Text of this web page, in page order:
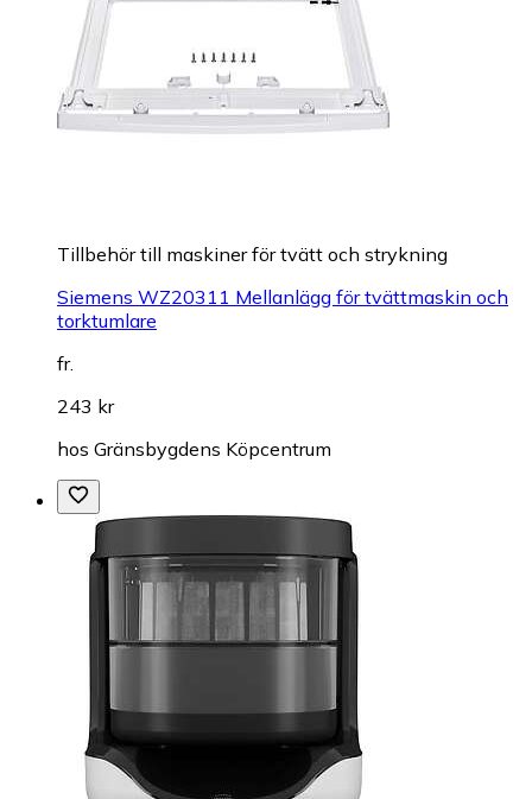
Tillbehör till maskiner för tvätt och strykning
Siemens WZ20311 Mellanlägg för tvättmaskin och
torktumlare
fr.
243 kr
hos Gränsbygdens Köpcentrum